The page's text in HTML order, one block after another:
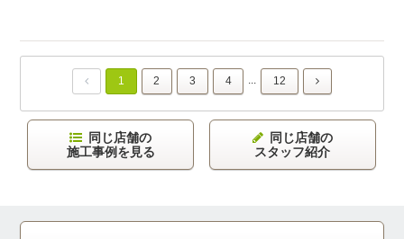
1 2 3 4 12
同じ店舗の
施工事例を見る
同じ店舗の
スタッフ紹介